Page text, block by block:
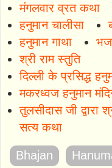
मंगलवार व्रत कथा
हनुमान चालीसा
हनुमान गाथा
श्री राम स्तुति
दिल्ली के प्रसिद्ध
मकरध्वज हनुमान
तुलसीदास जी द्वारा
सत्य कथा
Bhajan